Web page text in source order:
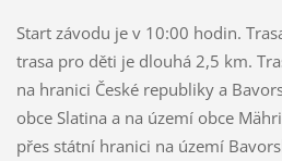
Start závodu je v 10:00 hodin.
trasa pro děti je dlouhá 2,5 km.
na hranici České republiky a
obce Slatina a na území obce
přes státní hranici na území